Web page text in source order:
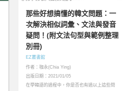
那些好想搞懂的韓文問題：一
次解決相似詞彙、文法與發音
疑問！(附文法句型與範例整理
別冊)
EZ叢書館
作者：咖永(Chia Ying)
出版日期：2021/01/05
在學韓語的過程中，你是否也有過以上這些問